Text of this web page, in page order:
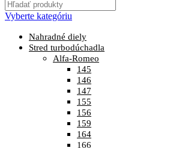
Vyberte kategóriu
Nahradné diely
Stred turbodúchadla
Alfa-Romeo
145
146
147
155
156
159
164
166